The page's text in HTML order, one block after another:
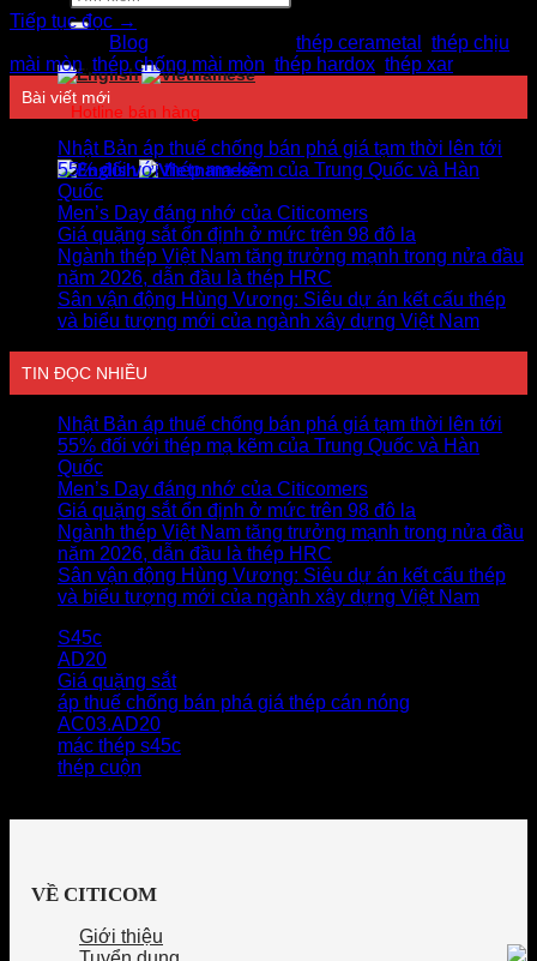
kiếm:
Hotline bán hàng
Tiếp tục đọc →
Blog thép cerametal
thép chịu
mài mòn, thép chống mài mòn thép hardox thép xar
Bài viết mới
Nhật Bản áp thuế chống bán phá giá tạm thời lên tới
55% đối với thép mạ kẽm của Trung Quốc và Hàn
Quốc
Men’s Day đáng nhớ của Citicomers
Giá quặng sắt ổn định ở mức trên 98 đô la
Ngành thép Việt Nam tăng trưởng mạnh trong nửa đầu
năm 2026, dẫn đầu là thép HRC
Sân vận động Hùng Vương: Siêu dự án kết cấu thép
và biểu tượng mới của ngành xây dựng Việt Nam
TIN ĐỌC NHIỀU
Nhật Bản áp thuế chống bán phá giá tạm thời lên tới
55% đối với thép mạ kẽm của Trung Quốc và Hàn
Quốc
Men’s Day đáng nhớ của Citicomers
Giá quặng sắt ổn định ở mức trên 98 đô la
Ngành thép Việt Nam tăng trưởng mạnh trong nửa đầu
năm 2026, dẫn đầu là thép HRC
Sân vận động Hùng Vương: Siêu dự án kết cấu thép
và biểu tượng mới của ngành xây dựng Việt Nam
S45c
AD20
Giá quặng sắt
áp thuế chống bán phá giá thép cán nóng
AC03.AD20
mác thép s45c
thép cuộn
VỀ CITICOM
Giới thiệu